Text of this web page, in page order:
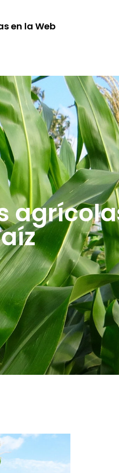
en la Web